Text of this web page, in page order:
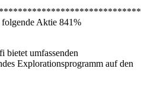
Aktie 841%
umfassenden
Explorationsprogramm auf den